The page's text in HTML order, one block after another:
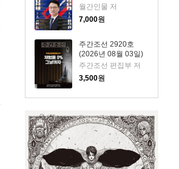
월간인물 저
7,000원
주간조선 2920호
(2026년 08월 03일)
주간조선 편집부 저
3,500원